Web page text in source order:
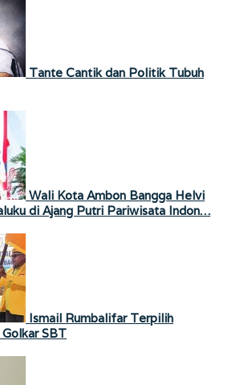
Tante Cantik dan Politik Tubuh
Wali Kota Ambon Bangga Helvi
di Ajang Putri Pariwisata Indon…
Ismail Rumbalifar Terpilih
SBT